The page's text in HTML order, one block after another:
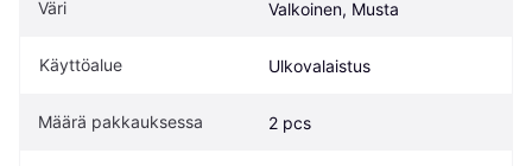
Väri Valkoinen, Musta
Käyttöalue Ulkovalaistus
Määrä pakkauksessa 2 pcs